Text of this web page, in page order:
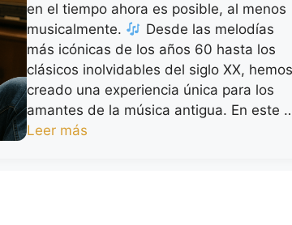
en el tiempo ahora es posible, al menos
musicalmente.
Desde las melodías
más icónicas de los años 60 hasta los
clásicos inolvidables del siglo XX, hemos
creado una experiencia única para los
amantes de la música antigua. En este
Leer más